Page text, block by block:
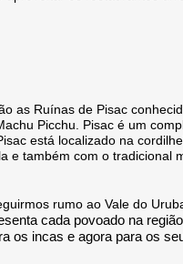
as Ruínas de Pisac
Picchu. Pisac é um
está localizado na
e também com o tradicional
rumo ao Vale do
cada povoado na
os incas e agora para os